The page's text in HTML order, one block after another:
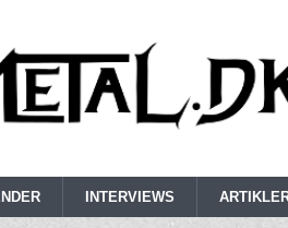
INTERVIEWS